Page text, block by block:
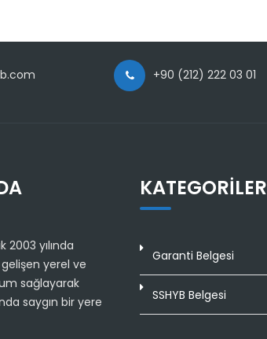
+90 (212) 222 03 01
2003 yılında
yerel ve
sağlayarak
saygın bir yere
KATEGORILER
Garanti Belgesi
SSHYB Belgesi